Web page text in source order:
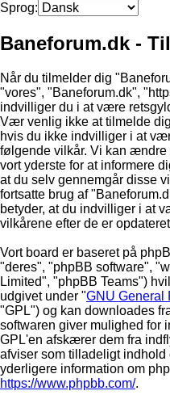
Sprog:
Baneforum.dk -
Når du tilmelder dig
"vores", "Baneforum.dk",
indvilliger du i at være
Vær venlig ikke at tilmelde
hvis du ikke indvilliger i at
følgende vilkår. Vi kan
vort yderste for at informere
at du selv gennemgår disse
fortsatte brug af
betyder, at du indvilliger i at
vilkårene efter de er
Vort board er baseret på
"deres", "phpBB software",
Limited", "phpBB Teams")
udgivet under "GNU General
"GPL") og kan downloades
softwaren giver mulighed for
GPL'en afskærer dem fra
afviser som tilladeligt
yderligere information om
https://www.phpbb.com/.